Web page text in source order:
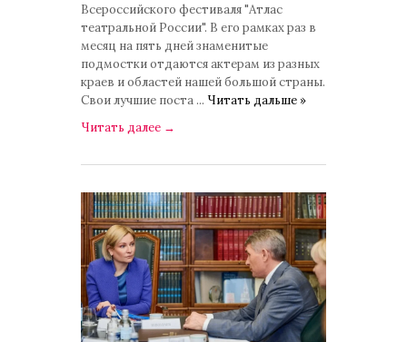
Всероссийского фестиваля "Атлас
театральной России". В его рамках раз в
месяц на пять дней знаменитые
подмостки отдаются актерам из разных
краев и областей нашей большой страны.
Свои лучшие поста ... Читать дальше »
Читать далее →